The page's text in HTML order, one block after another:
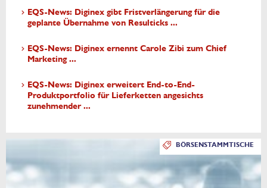
EQS-News: Diginex gibt Fristverlängerung für die
geplante Übernahme von Resulticks ...
EQS-News: Diginex ernennt Carole Zibi zum Chief
Marketing ...
EQS-News: Diginex erweitert End-to-End-
Produktportfolio für Lieferketten angesichts
zunehmender ...
BÖRSENSTAMMTISCHE